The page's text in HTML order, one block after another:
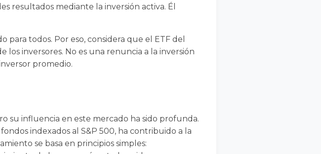
resultados mediante la inversión activa. Él
todos. Por eso, considera que el ETF del
los inversores. No es una renuncia a la inversión
promedio.
su influencia en este mercado ha sido profunda.
indexados al S&P 500, ha contribuido a la
se basa en principios simples: